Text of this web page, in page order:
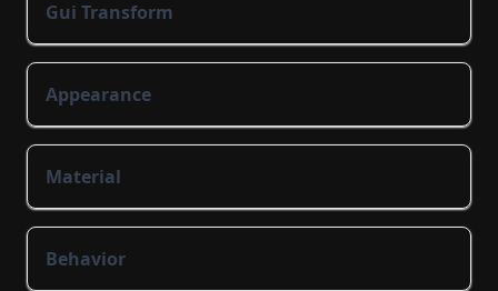
Gui Transform
Appearance
Material
Behavior